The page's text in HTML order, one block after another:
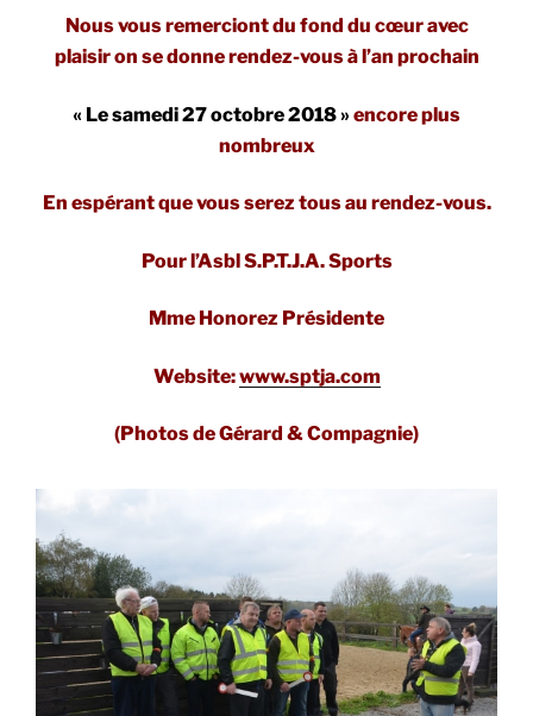
Nous vous remerciont du fond du cœur avec
plaisir on se donne rendez-vous à l’an prochain
« Le samedi 27 octobre 2018 »encore plus
nombreux
En espérant que vous serez tous au rendez-vous.
Pour l’Asbl S.P.T.J.A. Sports
Mme Honorez Présidente
Website:www.sptja.com
(Photos de Gérard & Compagnie)